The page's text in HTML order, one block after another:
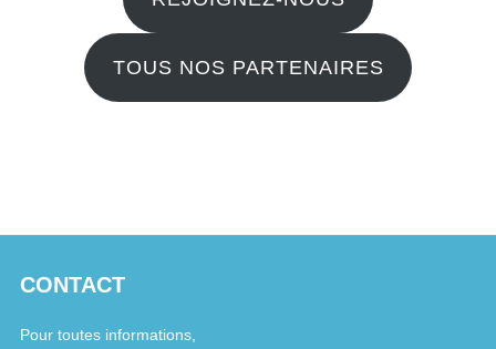
TOUS NOS PARTENAIRES
CONTACT
Pour toutes informations,